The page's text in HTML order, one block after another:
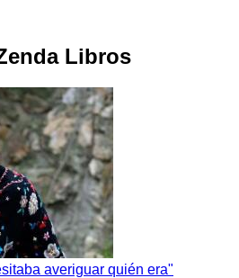
averiguar quién era"